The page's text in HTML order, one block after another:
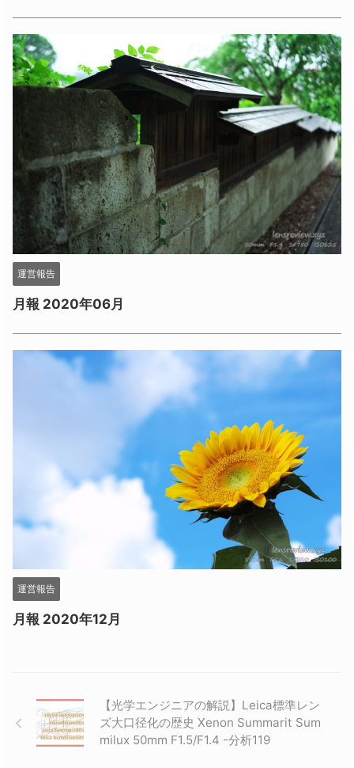
運営報告
月報 2020年06月
運営報告
月報 2020年12月
【光学エンジニアの解説】Leica標準レン
ズ大口径化の歴史 Xenon Summarit Sum
milux 50mm F1.5/F1.4 -分析119